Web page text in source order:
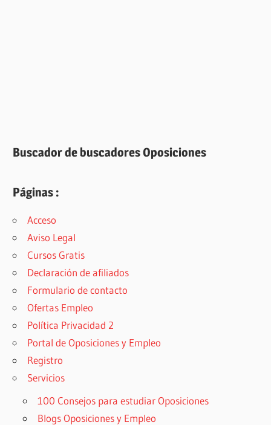
Buscador de buscadores Oposiciones
Páginas :
Acceso
Aviso Legal
Cursos Gratis
Declaración de afiliados
Formulario de contacto
Ofertas Empleo
Política Privacidad 2
Portal de Oposiciones y Empleo
Registro
Servicios
100 Consejos para estudiar Oposiciones
Blogs Oposiciones y Empleo